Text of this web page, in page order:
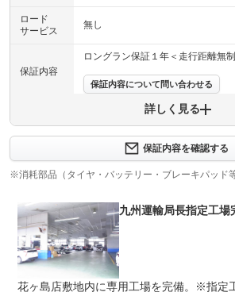
ロード
サービス
無し
保証内容
ロングラン保証１年＜走行距離無
保証内容について問い合わせる
上限金額
免責金 無し
保証修理
受付先
-
法定整備
整備付 法定12ヶ月または法定24ヶ
※車検なし・車検整備付の場合は
詳しく見る
保証内容を確認する
※消耗部品（タイヤ・バッテリー・ブレーキパッド
九州運輸局長指定工場
花ヶ島店敷地内に専用工場を完備。※指定